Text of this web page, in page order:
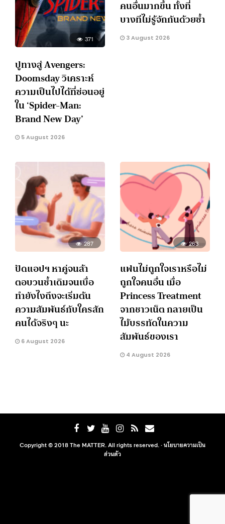
371
ปูทางสู่ Avengers:
Doomsday วิเคราะห์
ความเป็นไปได้ที่ซ่อนอยู่
ใน ‘Spider-Man:
Brand New Day’
5 August 2026
คนอื่นมากขึ้น ทั้งที่
บางทีไม่รู้จักกันด้วยซ้ำ
3 August 2026
287
ปัดแอปฯ หาคู่จนล้า
ตอบวนซ้ำเดิมจนเบื่อ
ทำยังไงถึงจะเริ่มต้น
ความสัมพันธ์กับใครสัก
คนได้จริงๆ นะ
6 August 2026
263
แฟนไม่ถูกใจเราหรือไม่
ถูกใจคนอื่น เมื่อ
Princess Treatment
จากชาวเน็ต กลายเป็น
ไม้บรรทัดในความ
สัมพันธ์ของเรา
4 August 2026
Copyright © 2018 The MATTER. All rights reserved. ·นโยบายความเป็น
ส่วนตัว